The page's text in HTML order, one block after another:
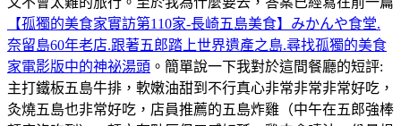
【孤獨的美食家實訪第110家-長崎五島美食】みかんや食堂.
奈留島60年老店.跟著五郎踏上世界遺產之島.尋找孤獨的美食
家電影版中的神祕湯頭 。簡單說一下我對於這間餐廳的短評:
主打鐵板五島牛排，軟嫩油甜到不行真心非常非常非常好吃，
灸燒五島也非常好吃，店員推薦的五島炸雞（中午在五郎強棒